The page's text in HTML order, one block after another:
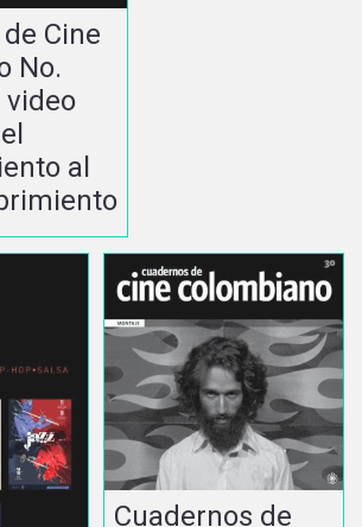
Cine
No.
video
al
Cuadernos de